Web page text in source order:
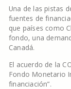
Una de las pistas
fuentes de
que países como
fondo, una
Canadá.
El acuerdo de la
Fondo Monetario
financiación”.